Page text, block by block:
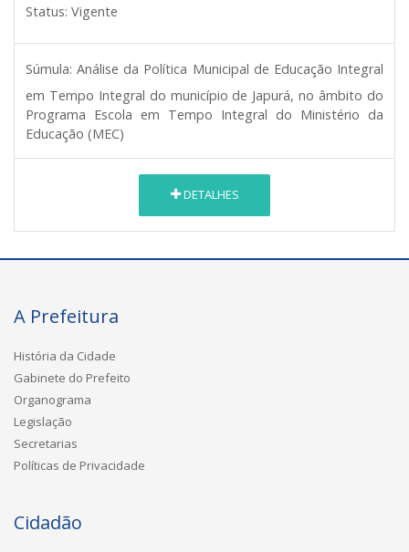
Status: Vigente
Súmula: Análise da Política Municipal de Educação Integral
em Tempo Integral do município de Japurá, no âmbito do
Programa Escola em Tempo Integral do Ministério da
Educação (MEC)
DETALHES
A Prefeitura
História da Cidade
Gabinete do Prefeito
Organograma
Legislação
Secretarias
Políticas de Privacidade
Cidadão